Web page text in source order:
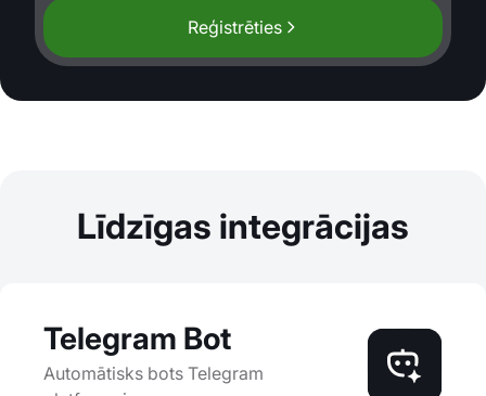
Reģistrēties
Līdzīgas integrācijas
Telegram Bot
Automātisks bots Telegram